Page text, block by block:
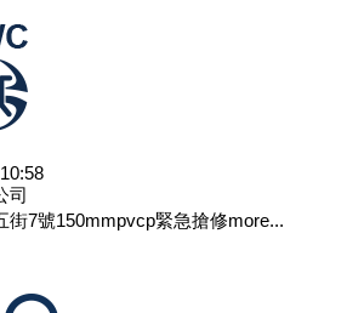
司
街7號150mmpvcp緊急搶修more...